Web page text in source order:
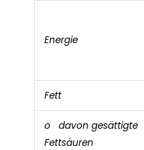
Energie
Fett
o davon gesättigte
Fettsäuren